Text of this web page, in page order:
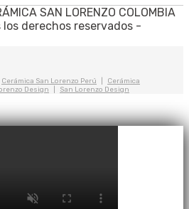
SAN LORENZO COLOMBIA
los derechos reservados -
Cerámica San Lorenzo Perú
Cerámica
Design San Lorenzo Design